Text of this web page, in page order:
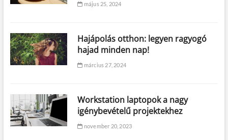
május 25, 2024
Hajápolás otthon: legyen ragyogó
hajad minden nap!
március 27, 2024
Workstation laptopok a nagy
igénybevételű projektekhez
november 20, 2023